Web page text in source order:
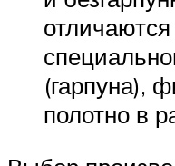
(гарпуна),
полотно в